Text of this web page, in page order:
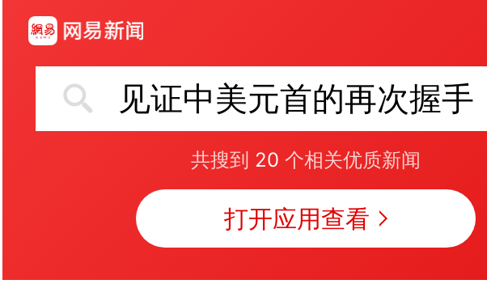
见证中美元首的再次握手
共搜到 20 个相关优质新闻
打开应用查看